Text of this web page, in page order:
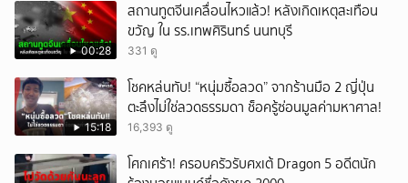
00:28
สถานทูตจีนเคลื่อนไหวแล้ว! หลังเกิดเหตุสะเทือน
ขวัญ ใน รร.เทพศิรินทร์ นนทบุรี
331 ดู
15:18
โชคหล่นทับ! “หนุ่มซื้อลวด” จากร้านมือ 2 ญี่ปุ่น
ตะลึงไม่ใช่ลวดธรรมดา ช็อครู้ซ่อนมูลค่ามหาศาล!
16,393 ดู
โศกเศร้า! ครอบครัวรับศxเต้ Dragon 5 อดีตนัก